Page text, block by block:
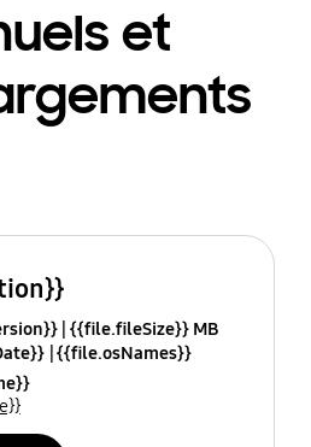
et
{{file.fileSize}} MB
{{file.osNames}}